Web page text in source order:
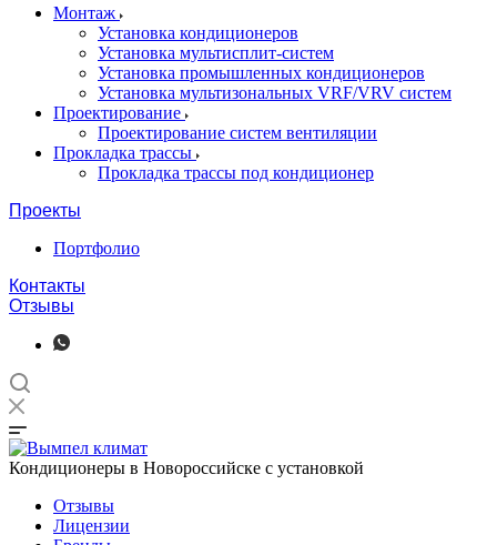
Монтаж
Установка кондиционеров
Установка мультисплит-систем
Установка промышленных кондиционеров
Установка мультизональных VRF/VRV систем
Проектирование
Проектирование систем вентиляции
Прокладка трассы
Прокладка трассы под кондиционер
Проекты
Портфолио
Контакты
Отзывы
Кондиционеры в Новороссийске с установкой
Отзывы
Лицензии